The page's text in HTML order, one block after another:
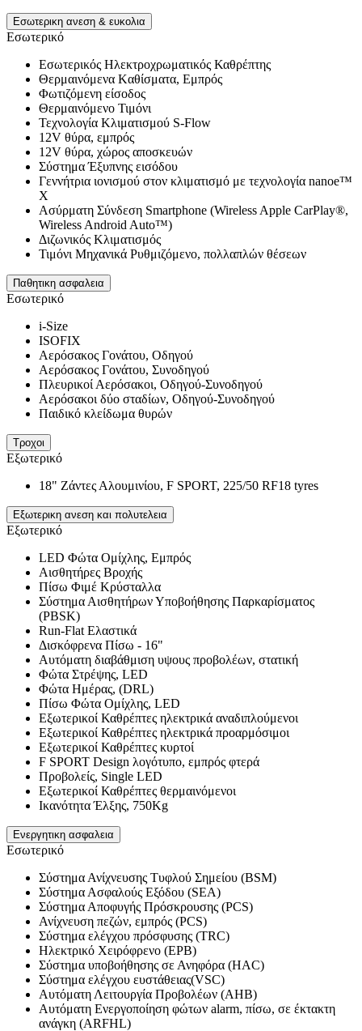
Εσωτερικη ανεση & ευκολια
Εσωτερικό
Εσωτερικός Ηλεκτροχρωματικός Καθρέπτης
Θερμαινόμενα Kαθίσματα, Εμπρός
Φωτιζόμενη είσοδος
Θερμαινόμενο Τιμόνι
Τεχνολογία Κλιματισμού S-Flow
12V θύρα, εμπρός
12V θύρα, χώρος αποσκευών
Σύστημα Έξυπνης εισόδου
Γεννήτρια ιονισμού στον κλιματισμό με τεχνολογία nanoe™
X
Ασύρματη Σύνδεση Smartphone (Wireless Apple CarPlay®,
Wireless Android Auto™)
Διζωνικός Κλιματισμός
Τιμόνι Μηχανικά Ρυθμιζόμενο, πολλαπλών θέσεων
Παθητικη ασφαλεια
Εσωτερικό
i-Size
ISOFIX
Αερόσακος Γονάτου, Οδηγού
Αερόσακος Γονάτου, Συνοδηγού
Πλευρικοί Αερόσακοι, Οδηγού-Συνοδηγού
Αερόσακοι δύο σταδίων, Οδηγού-Συνοδηγού
Παιδικό κλείδωμα θυρών
Τροχοι
Εξωτερικό
18" Ζάντες Αλουμινίου, F SPORT, 225/50 RF18 tyres
Εξωτερικη ανεση και πολυτελεια
Εξωτερικό
LED Φώτα Ομίχλης, Εμπρός
Αισθητήρες Βροχής
Πίσω Φιμέ Κρύσταλλα
Σύστημα Αισθητήρων Υποβοήθησης Παρκαρίσματος
(PBSK)
Run-Flat Ελαστικά
Δισκόφρενα Πίσω - 16"
Αυτόματη διαβάθμιση υψους προβολέων, στατική
Φώτα Στρέψης, LED
Φώτα Ημέρας, (DRL)
Πίσω Φώτα Ομίχλης, LED
Εξωτερικοί Καθρέπτες ηλεκτρικά αναδιπλούμενοι
Εξωτερικοί Καθρέπτες ηλεκτρικά προαρμόσιμοι
Εξωτερικοί Καθρέπτες κυρτοί
F SPORT Design λογότυπο, εμπρός φτερά
Προβολείς, Single LED
Εξωτερικοί Καθρέπτες θερμαινόμενοι
Ικανότητα Έλξης, 750Kg
Ενεργητικη ασφαλεια
Εσωτερικό
Σύστημα Ανίχνευσης Τυφλού Σημείου (BSM)
Σύστημα Ασφαλούς Εξόδου (SEA)
Σύστημα Αποφυγής Πρόσκρουσης (PCS)
Ανίχνευση πεζών, εμπρός (PCS)
Σύστημα ελέγχου πρόσφυσης (TRC)
Ηλεκτρικό Χειρόφρενο (EPB)
Σύστημα υποβοήθησης σε Ανηφόρα (HAC)
Σύστημα ελέγχου ευστάθειας(VSC)
Αυτόματη Λειτουργία Προβολέων (AHB)
Αυτόματη Ενεργοποίηση φώτων alarm, πίσω, σε έκτακτη
ανάγκη (ARFHL)